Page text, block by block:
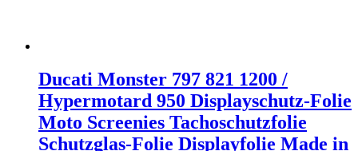
Ducati Monster 797 821 1200 /
Hypermotard 950 Displayschutz-Folie
Moto Screenies Tachoschutzfolie
Schutzglas-Folie Displayfolie Made in